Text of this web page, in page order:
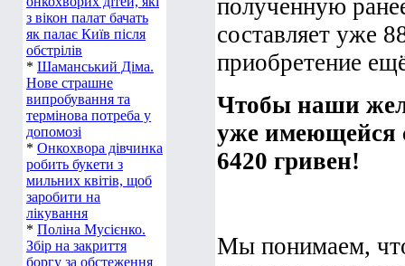
з вікон палат бачать
як палає Київ після
обстрілів
* Шаманський Діма.
Нове страшне
випробування та
термінова потреба у
допомозі
* Онкохвора дівчинка
робить букети з
мильних квітів, щоб
заробити на
лікування
* Поліна Мусієнко.
Збір на закриття
боргу за обстеження
полученную
составляет уже
приобретение
Чтобы наши
уже имеющейся
6420 гривен!
Мы понимаем,